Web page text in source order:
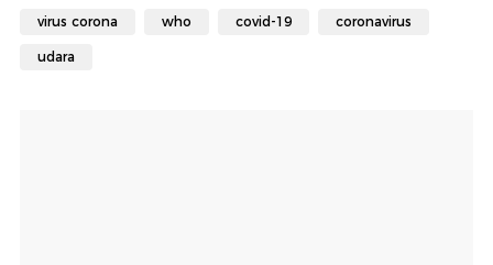
virus corona who covid-19 coronavirus
udara